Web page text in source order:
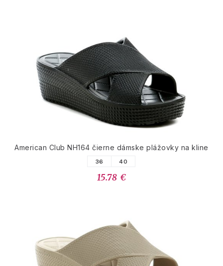
American Club NH164 čierne dámske plážovky na kline
36 40
15.78 €